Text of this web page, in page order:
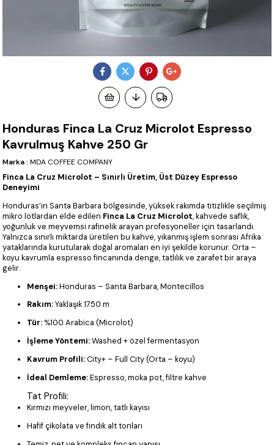
Honduras Finca La Cruz Microlot Espresso
Kavrulmuş Kahve 250 Gr
Marka : MDA COFFEE COMPANY
Finca La Cruz Microlot – Sınırlı Üretim, Üst Düzey Espresso
Deneyimi
Honduras’ın Santa Barbara bölgesinde, yüksek rakımda titizlikle seçilmiş
mikro lotlardan elde edilen Finca La Cruz Microlot, kahvede saflık,
yoğunluk ve meyvemsi rafinelik arayan profesyoneller için tasarlandı.
Yalnızca sınırlı miktarda üretilen bu kahve, yıkanmış işlem sonrası Afrika
yataklarında kurutularak doğal aromaları en iyi şekilde korunur. Orta –
koyu kavrumla espresso fincanında denge, tatlılık ve zarafet bir araya
gelir.
Menşei:Honduras – Santa Barbara, Montecillos
Rakım:Yaklaşık 1750 m
Tür: %100 Arabica (Microlot)
İşleme Yöntemi:Washed + özel fermentasyon
Kavrum Profili:City+ – Full City (Orta – koyu)
İdeal Demleme:Espresso, moka pot, filtre kahve
Tat Profili:
Kırmızı meyveler, limon, tatlı kayısı
Hafif çikolata ve fındık alt tonları